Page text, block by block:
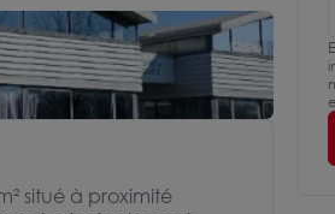
situé à proximité